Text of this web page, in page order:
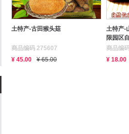
土特产-古田猴头菇
商品编码 275607
¥ 45.00
¥ 65.00
土特产-
限园区
商品编
¥ 18.00